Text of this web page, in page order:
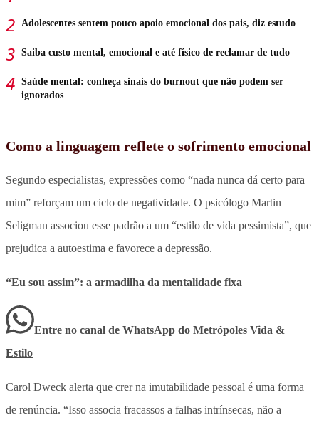
Adolescentes sentem pouco apoio emocional dos pais, diz estudo
Saiba custo mental, emocional e até físico de reclamar de tudo
Saúde mental: conheça sinais do burnout que não podem ser
ignorados
Como a linguagem reflete o sofrimento emocional
Segundo especialistas, expressões como “nada nunca dá certo para
mim” reforçam um ciclo de negatividade. O psicólogo Martin
Seligman associou esse padrão a um “estilo de vida pessimista”, que
prejudica a autoestima e favorece a depressão.
“Eu sou assim”: a armadilha da mentalidade fixa
Entre no canal de WhatsApp do Metrópoles Vida &
Estilo
Carol Dweck alerta que crer na imutabilidade pessoal é uma forma
de renúncia. “Isso associa fracassos a falhas intrínsecas, não a